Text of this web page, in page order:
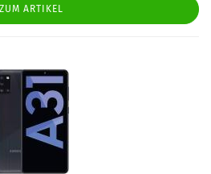
ZUM ARTIKEL